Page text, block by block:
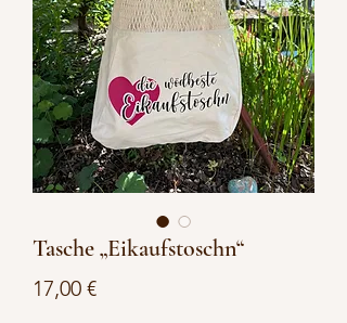
Tasche „Eikaufstoschn“
17,00 €Preis